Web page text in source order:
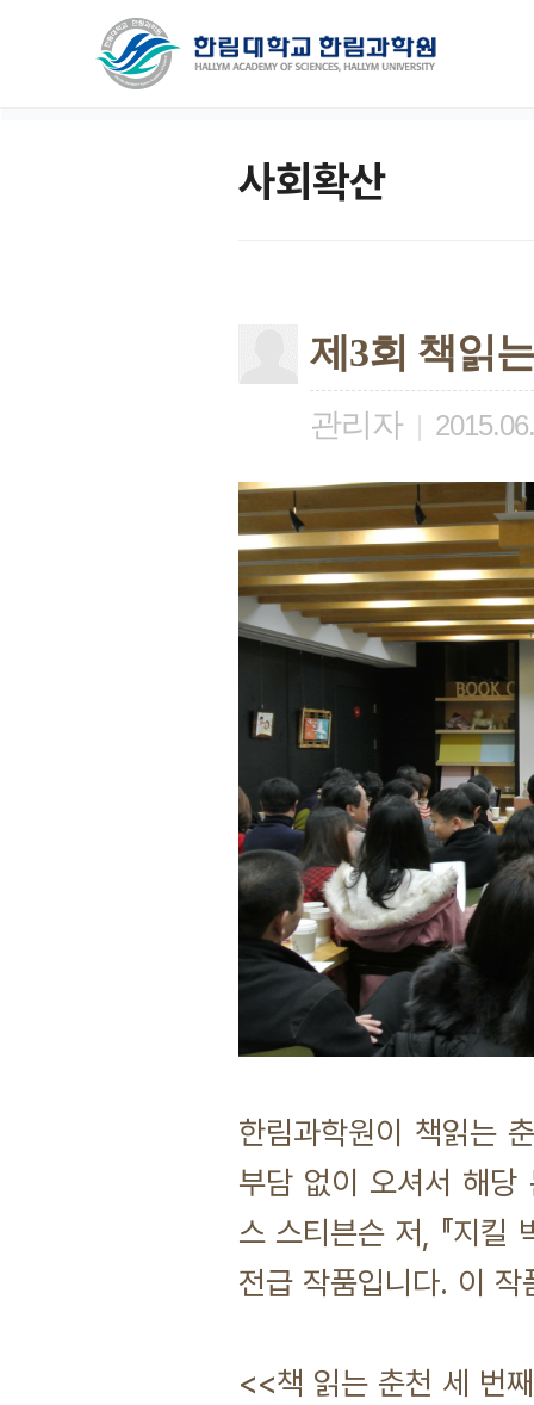
사회확산
제3회 책읽
관리자 |
한림과학원이 책읽는
부담 없이 오셔서 해당
스 스티븐슨 저, 『지킬
전급 작품입니다. 이
<<책 읽는 춘천 세 번